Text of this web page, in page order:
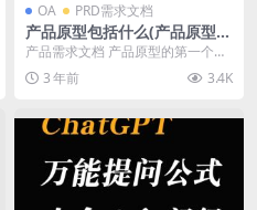
OA PRD需求文档
产品原型包括什么(产品原型的
重要组成部分)
产品需求文档 产品原型的第一个重
要组成部分是产品需求文档。这是
产品开发过程中的一...
3 年前 3.4K